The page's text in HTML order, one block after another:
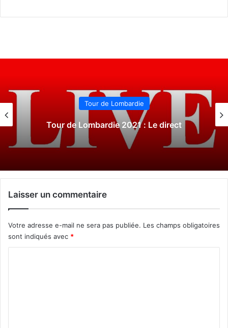
Tour du Piémont
Tour du Piémont 2021 : Le direct
Laisser un commentaire
Votre adresse e-mail ne sera pas publiée. Les champs obligatoires
sont indiqués avec *